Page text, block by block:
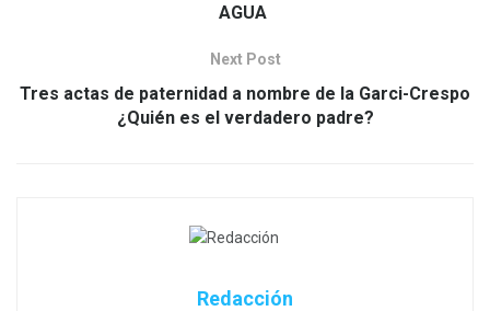
AGUA
Next Post
Tres actas de paternidad a nombre de la Garci-Crespo
¿Quién es el verdadero padre?
Redacción